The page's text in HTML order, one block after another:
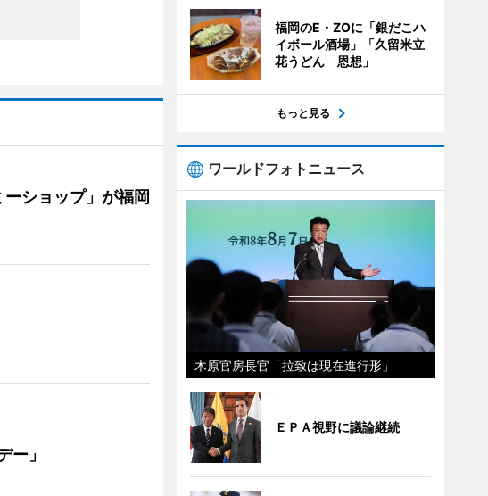
ショップ」が福岡
ー」
福岡のE・ZOに「銀だこハ
イボール酒場」「久留米立
花うどん 恩想」
もっと見る
ワールドフォトニュース
木原官房長官「拉致は現在進行形」
ＥＰＡ視野に議論継続